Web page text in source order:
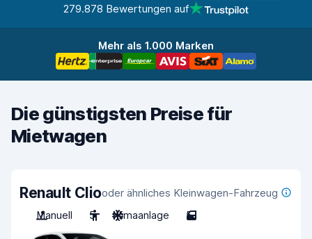
279.878 Bewertungen auf
Mehr als 1.000 Marken
Die günstigsten Preise für
Mietwagen
Renault Cliooder ähnliches Kleinwagen-Fahrzeug
Manuell
5 Klimaanlage 5